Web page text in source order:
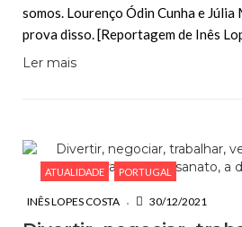
somos. Lourenço Ódin Cunha e Júlia
prova disso. [Reportagem de Inês
Ler mais
ATUALIDADE PORTUGAL
INÊS LOPES COSTA 30/12/2021